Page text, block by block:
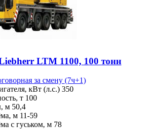
LTM 1100, 100 тонн
за смену (7ч+1)
кВт (л.с.) 350
т 100
м 50,4
м 11-59
с гуськом, м 78